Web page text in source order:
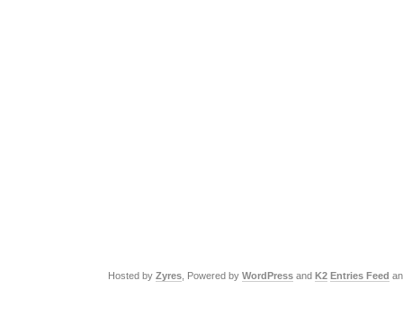
Hosted by Zyres , Powered by WordPress and K2 Entries Feed